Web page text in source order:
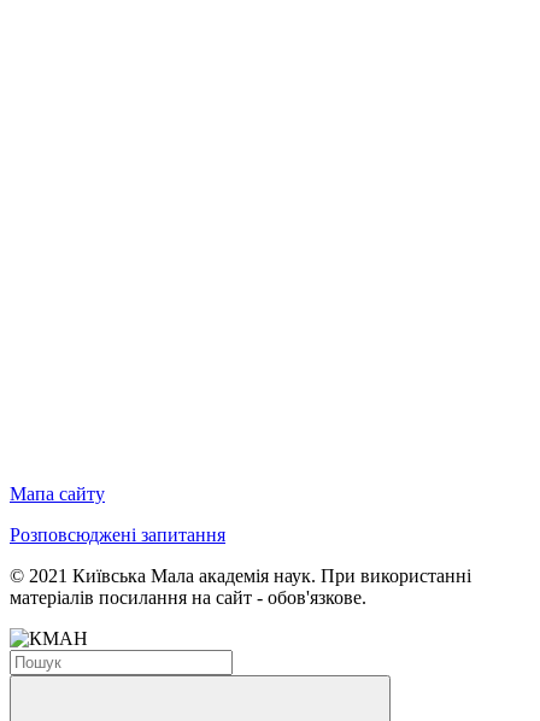
Мапа сайту
Розповсюджені запитання
© 2021 Київська Мала академія наук. При використанні
матеріалів посилання на сайт - обов'язкове.